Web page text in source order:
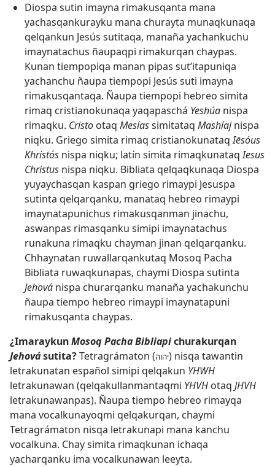
Diospa sutin imayna rimakusqanta mana
yachasqankurayku mana churayta munaqkunaqa
qelqankun Jesús sutitaqa, manaña yachankuchu
imaynatachus ñaupaqpi rimakurqan chaypas.
Kunan tiempopiqa manan pipas sut’itapuniqa
yachanchu ñaupa tiempopi Jesús suti imayna
rimakusqantaqa. Ñaupa tiempopi hebreo simita
rimaq cristianokunaqa yaqapaschá Yeshúa nispa
rimaqku. Cristo otaq Mesíassimitataq Mashíajnispa
niqku. Griego simita rimaq cristianokunataqIēsóus
Khristós nispa niqku; latín simita rimaqkunataqIesus
Christus nispa niqku. Bibliata qelqaqkunaqa Diospa
yuyaychasqan kaspan griego rimaypi Jesuspa
sutinta qelqarqanku, manataq hebreo rimaypi
imaynatapunichus rimakusqanman jinachu,
aswanpas rimasqanku simipi imaynatachus
runakuna rimaqku chayman jinan qelqarqanku.
Chhaynatan ruwallarqankutaq Mosoq Pacha
Bibliata ruwaqkunapas, chaymi Diospa sutinta
Jehová nispa churarqanku manaña yachakunchu
ñaupa tiempo hebreo rimaypi imaynatapuni
rimakusqanta chaypas.
¿ImaraykunMosoq Pacha Bibliapichurakurqan
Jehovásutita?Tetragrámaton (יהוה) nisqa tawantin
letrakunatan español simipi qelqakun YHWH
letrakunawan (qelqakullanmantaqmi YHVH otaq JHVH
letrakunawanpas). Ñaupa tiempo hebreo rimayqa
mana vocalkunayoqmi qelqakurqan, chaymi
Tetragrámaton nisqa letrakunapi mana kanchu
vocalkuna. Chay simita rimaqkunan ichaqa
yacharqanku ima vocalkunawan leeyta.